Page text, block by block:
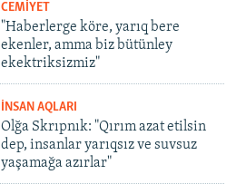
CEMİYET
"Haberlerge köre, yarıq bere
ekenler, amma biz bütünley
ekektriksizmiz"
İNSAN AQLARI
Olğa Skrıpnık: "Qırım azat etilsin
dep, insanlar yarıqsız ve suvsuz
yaşamağa azırlar"